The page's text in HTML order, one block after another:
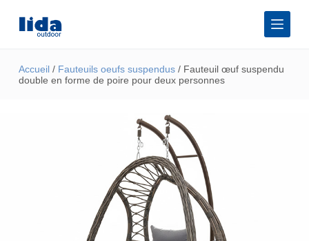
Accueil/ Fauteuils oeufs suspendus/ Fauteuil œuf suspendu
double en forme de poire pour deux personnes